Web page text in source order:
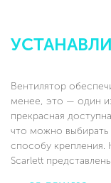
Вентилятор
менее, это — один
прекрасная
что можно
способу крепления.
Scarlett